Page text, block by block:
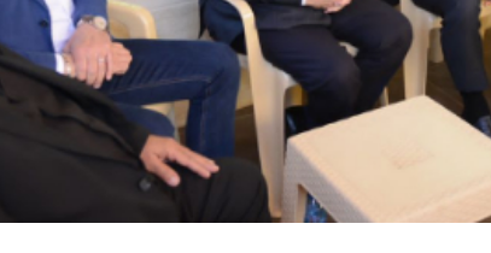
قبل الإنتخابات وبعدها والإقليم لن يسمح لأحد بمصادرة هويته